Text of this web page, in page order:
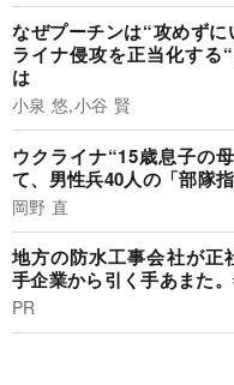
なぜプーチンは“攻めず
ライナ侵攻を正当化する
は
小泉 悠,小谷 賢
ウクライナ“15歳息子の
て、男性兵40人の「部隊
岡野 直
地方の防水工事会社が正
手企業から引く手あまた
PR